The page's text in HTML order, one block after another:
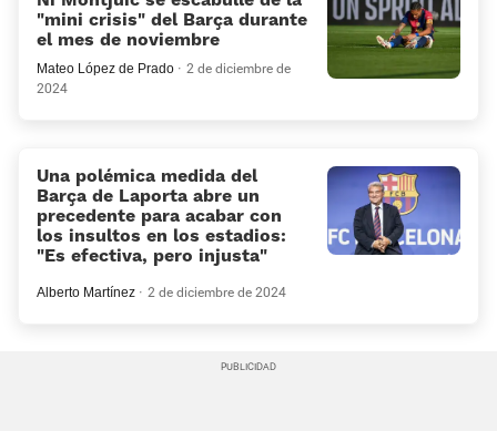
«mini crisis» del Barça durante
el mes de noviembre
Mateo López de Prado
2 de diciembre de
2024
Una polémica medida del
Barça de Laporta abre un
precedente para acabar con
los insultos en los estadios:
«Es efectiva, pero injusta»
Alberto Martínez 2 de diciembre de 2024